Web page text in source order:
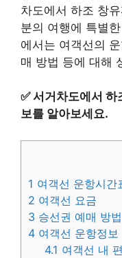
차도에서 하조 창
분의 여행에 특별
에서는 여객선의
매 방법 등에 대해
✅서거차도에서 하
보를 알아보세요.
1 여객선 운항시간
2 여객선 요금
3 승선권 예매 방법
4 여객선 운항정보
4.1 여객선 내